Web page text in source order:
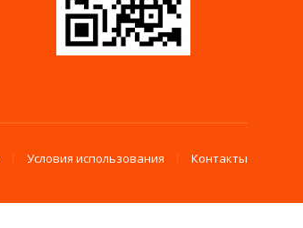
Условия использования Контакты